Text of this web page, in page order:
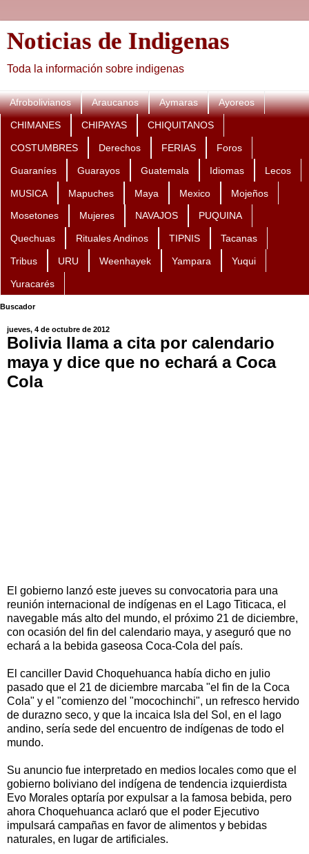
Noticias de Indigenas
Toda la información sobre indigenas
Afrobolivianos Araucanos Aymaras Ayoreos
CHIMANES CHIPAYAS CHIQUITANOS
COSTUMBRES Derechos FERIAS Foros
Guaraníes Guarayos Guatemala Idiomas Lecos
MUSICA Mapuches Maya Mexico Mojeños
Mosetones Mujeres NAVAJOS PUQUINA
Quechuas Rituales Andinos TIPNIS Tacanas
Tribus URU Weenhayek Yampara Yuqui
Yuracarés
Buscador
jueves, 4 de octubre de 2012
Bolivia llama a cita por calendario
maya y dice que no echará a Coca
Cola
El gobierno lanzó este jueves su convocatoria para una
reunión internacional de indígenas en el Lago Titicaca, el
navegable más alto del mundo, el próximo 21 de diciembre,
con ocasión del fin del calendario maya, y aseguró que no
echará a la bebida gaseosa Coca-Cola del país.
El canciller David Choquehuanca había dicho en julio
pasado que el 21 de diciembre marcaba "el fin de la Coca
Cola" y el "comienzo del "mocochinchi", un refresco hervido
de durazno seco, y que la incaica Isla del Sol, en el lago
andino, sería sede del encuentro de indígenas de todo el
mundo.
Su anuncio fue interpretado en medios locales como que el
gobierno boliviano del indígena de tendencia izquierdista
Evo Morales optaría por expulsar a la famosa bebida, pero
ahora Choquehuanca aclaró que el poder Ejecutivo
impulsará campañas en favor de alimentos y bebidas
naturales, en lugar de artificiales.